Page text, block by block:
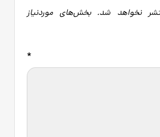
نخواهد شد. بخش‌های موردنیاز
*